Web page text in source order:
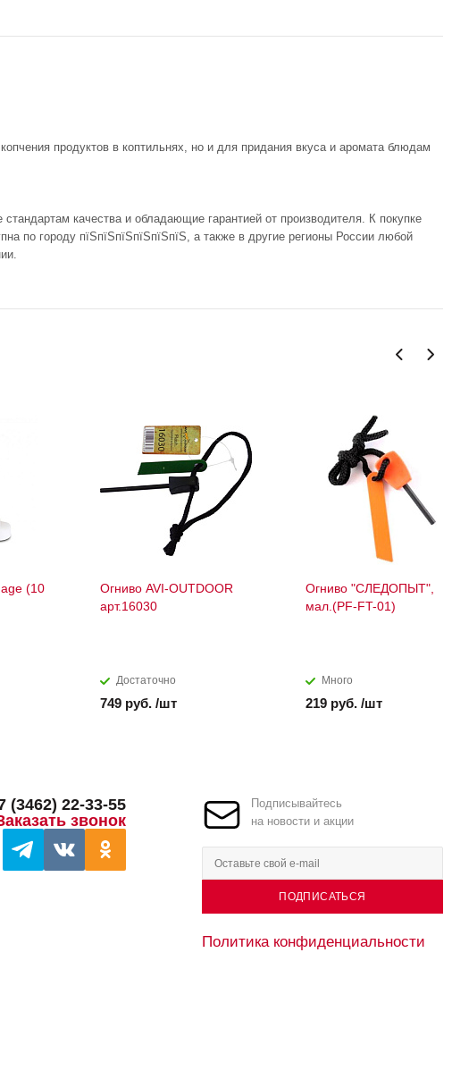
продуктов в коптильнях, но и для придания вкуса и аромата блюдам
качества и обладающие гарантией от производителя. К покупке
по городу пїЅпїЅпїЅпїЅпїЅпїЅ, а также в другие регионы России любой
(10
Огниво AVI-OUTDOOR
арт.16030
Достаточно
749 руб. /шт
Огниво "СЛЕДОПЫТ",
мал.(PF-FT-01)
Много
219 руб. /шт
(3462) 22-33-55
звонок
Подписывайтесь
на новости и акции
ПОДПИСАТЬСЯ
Политика конфиденциальности